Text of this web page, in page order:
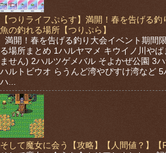
【つりライフぷらす】満開！春を告げる
魚の釣れる場所【つりぷら】
満開！春を告げる釣り大会イベント期間
る場所まとめ 1ハルヤマメ キウイノ川や
ません) 2ハルツゲメバル そよかぜ公園 3
ハルトビウオ らうんど湾やぴすけ湾など
ハ...
そして魔女に会う【攻略】【人間値？】【